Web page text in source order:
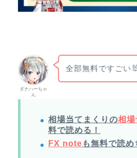
ダナハーちゃ
ん
全部無料ですごい
相場当てまくりの相
料で読める！
FX note も無料で読め